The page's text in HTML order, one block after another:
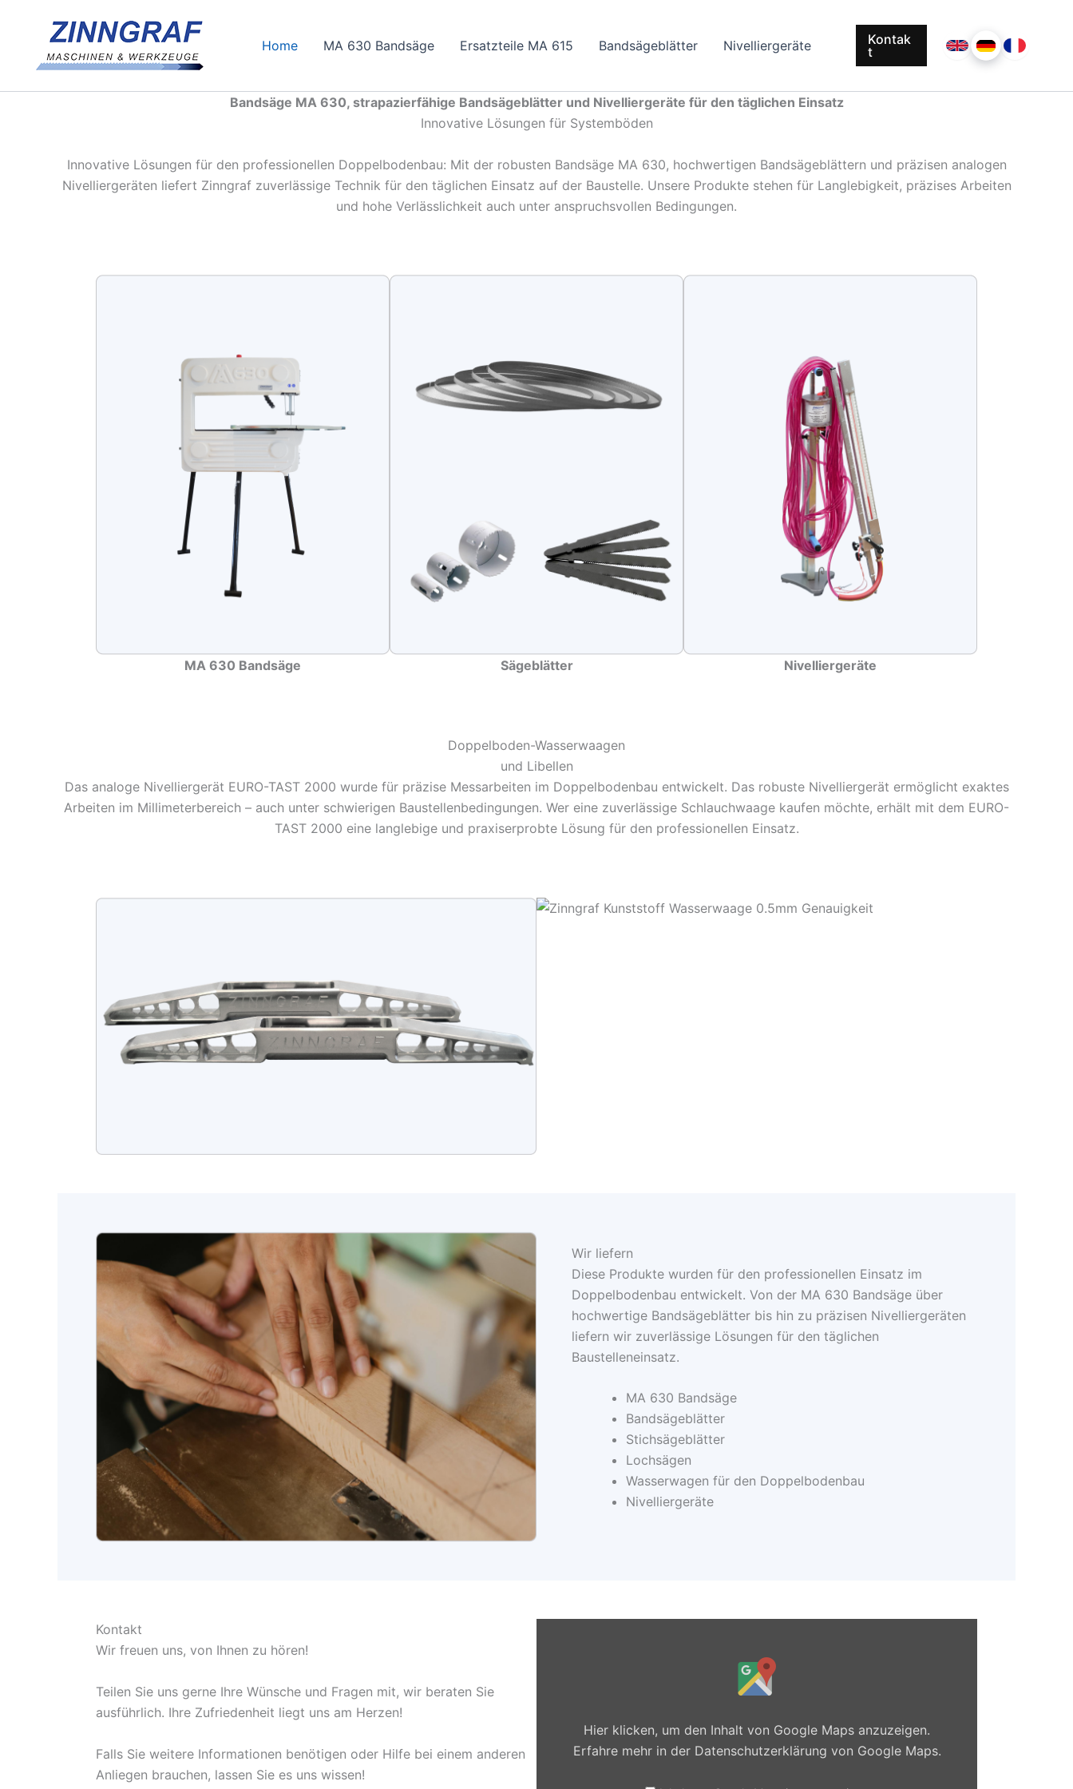
springen
Home MA 630 Bandsäge Ersatzteile MA 615 Bandsägeblätter Nivelliergeräte
Kontak
t
EnglishDeutschFrançais
Bandsäge MA 630, strapazierfähige Bandsägeblätter und Nivelliergeräte für den täglichen Einsatz
Innovative Lösungen für Systemböden
Innovative Lösungen für den professionellen Doppelbodenbau: Mit der robusten Bandsäge MA 630, hochwertigen Bandsägeblättern und präzisen analogen
Nivelliergeräten liefert Zinngraf zuverlässige Technik für den täglichen Einsatz auf der Baustelle. Unsere Produkte stehen für Langlebigkeit, präzises Arbeiten
und hohe Verlässlichkeit auch unter anspruchsvollen Bedingungen.
MA 630 Bandsäge Sägeblätter Nivelliergeräte
Doppelboden-Wasserwaagen
und Libellen
Das analoge Nivelliergerät EURO-TAST 2000 wurde für präzise Messarbeiten im Doppelbodenbau entwickelt. Das robuste Nivelliergerät ermöglicht exaktes
Arbeiten im Millimeterbereich – auch unter schwierigen Baustellenbedingungen. Wer eine zuverlässige Schlauchwaage kaufen möchte, erhält mit dem EURO-
TAST 2000 eine langlebige und praxiserprobte Lösung für den professionellen Einsatz.
Wir liefern
Diese Produkte wurden für den professionellen Einsatz im
Doppelbodenbau entwickelt. Von der MA 630 Bandsäge über
hochwertige Bandsägeblätter bis hin zu präzisen Nivelliergeräten
liefern wir zuverlässige Lösungen für den täglichen
Baustelleneinsatz.
MA 630 Bandsäge
Bandsägeblätter
Stichsägeblätter
Lochsägen
Wasserwagen für den Doppelbodenbau
Nivelliergeräte
Kontakt
Wir freuen uns, von Ihnen zu hören!
Teilen Sie uns gerne Ihre Wünsche und Fragen mit, wir beraten Sie
ausführlich. Ihre Zufriedenheit liegt uns am Herzen!
Falls Sie weitere Informationen benötigen oder Hilfe bei einem anderen
Anliegen brauchen, lassen Sie es uns wissen!
Hier klicken, um den Inhalt von Google Maps anzuzeigen.
Erfahre mehr in der Datenschutzerklärung von Google Maps.